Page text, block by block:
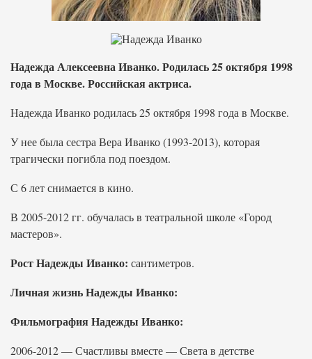
Надежда Алексеевна Иванко. Родилась 25 октября 1998
года в Москве. Российская актриса.
Надежда Иванко родилась 25 октября 1998 года в Москве.
У нее была сестра Вера Иванко (1993-2013), которая
трагически погибла под поездом.
С 6 лет снимается в кино.
В 2005-2012 гг. обучалась в театральной школе «Город
мастеров».
Рост Надежды Иванко: сантиметров.
Личная жизнь Надежды Иванко:
Фильмография Надежды Иванко:
2006-2012 — Счастливы вместе — Света в детстве